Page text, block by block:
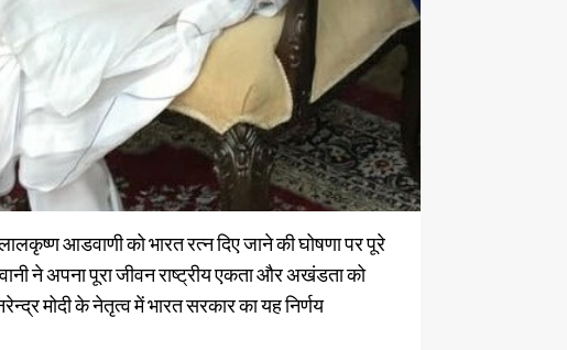
आडवाणी को भारत रत्न दिए जाने की घोषणा पर पूरे
ने अपना पूरा जीवन राष्ट्रीय एकता और अखंडता को
मोदी के नेतृत्व में भारत सरकार का यह निर्णय